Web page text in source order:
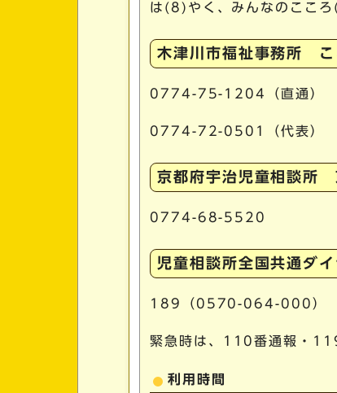
は(8)やく、みんなのここ
木津川市福祉事務所 こ
0774-75-1204（直通）
0774-72-0501（代表）
京都府宇治児童相談所
0774-68-5520
児童相談所全国共通ダイ
189（0570-064-000）
緊急時は、110番通報・
利用時間